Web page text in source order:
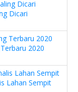
Dicari
2020
Lahan Sempit